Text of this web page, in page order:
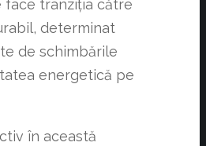
face tranziția către
determinat
de schimbările
energetică pe
în această